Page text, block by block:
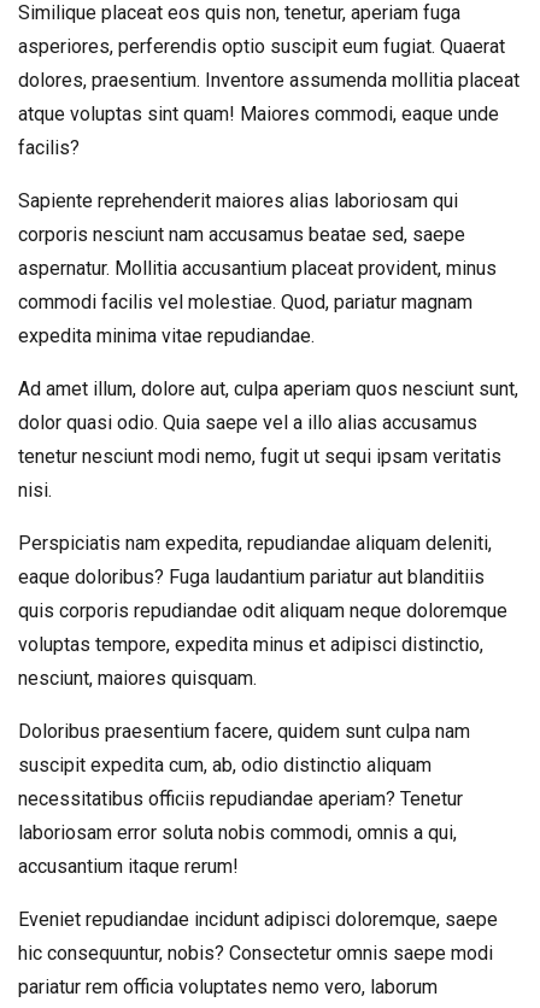
Similique placeat eos quis non, tenetur, aperiam fuga
asperiores, perferendis optio suscipit eum fugiat. Quaerat
dolores, praesentium. Inventore assumenda mollitia placeat
atque voluptas sint quam! Maiores commodi, eaque unde
facilis?
Sapiente reprehenderit maiores alias laboriosam qui
corporis nesciunt nam accusamus beatae sed, saepe
aspernatur. Mollitia accusantium placeat provident, minus
commodi facilis vel molestiae. Quod, pariatur magnam
expedita minima vitae repudiandae.
Ad amet illum, dolore aut, culpa aperiam quos nesciunt sunt,
dolor quasi odio. Quia saepe vel a illo alias accusamus
tenetur nesciunt modi nemo, fugit ut sequi ipsam veritatis
nisi.
Perspiciatis nam expedita, repudiandae aliquam deleniti,
eaque doloribus? Fuga laudantium pariatur aut blanditiis
quis corporis repudiandae odit aliquam neque doloremque
voluptas tempore, expedita minus et adipisci distinctio,
nesciunt, maiores quisquam.
Doloribus praesentium facere, quidem sunt culpa nam
suscipit expedita cum, ab, odio distinctio aliquam
necessitatibus officiis repudiandae aperiam? Tenetur
laboriosam error soluta nobis commodi, omnis a qui,
accusantium itaque rerum!
Eveniet repudiandae incidunt adipisci doloremque, saepe
hic consequuntur, nobis? Consectetur omnis saepe modi
pariatur rem officia voluptates nemo vero, laborum